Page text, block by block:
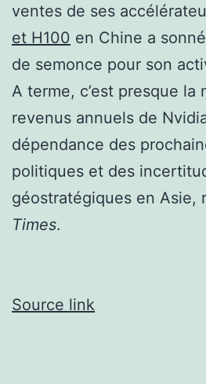
ventes de ses
et H100 en Chine a
de semonce pour son
A terme, c’est presque la
revenus annuels de
dépendance des
politiques et des
géostratégiques en Asie,
Times.
Source link